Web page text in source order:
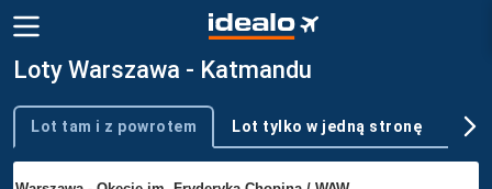
Loty Warszawa - Katmandu
Typ podróży
Lot tam i z powrotem Lot tylko w jedną stronę